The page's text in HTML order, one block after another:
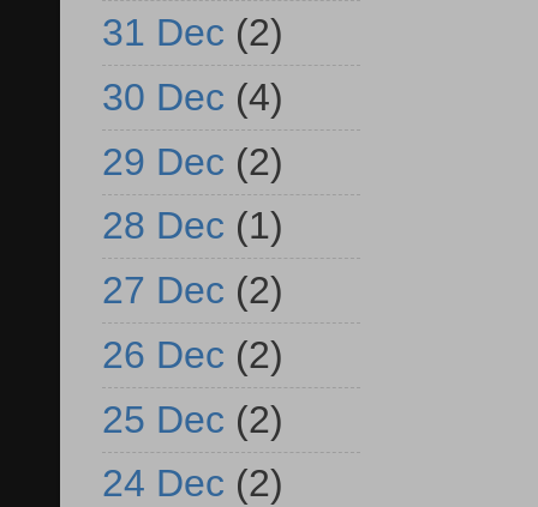
31 Dec (2)
30 Dec (4)
29 Dec (2)
28 Dec (1)
27 Dec (2)
26 Dec (2)
25 Dec (2)
24 Dec (2)